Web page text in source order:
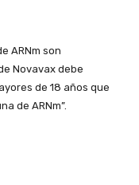
ARNm son
Novavax debe
de 18 años que
de ARNm”.